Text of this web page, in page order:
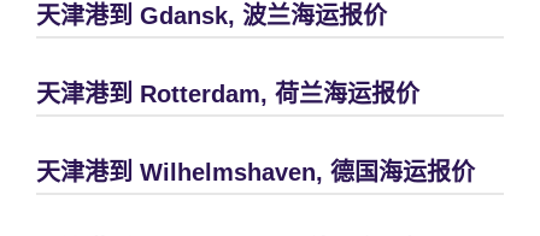
天津港到 Gdansk, 波兰海运报价
天津港到 Rotterdam, 荷兰海运报价
天津港到 Wilhelmshaven, 德国海运报价